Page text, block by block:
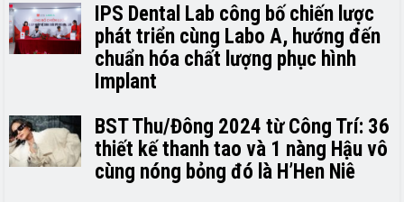
IPS Dental Lab công bố chiến lược
phát triển cùng Labo A, hướng đến
chuẩn hóa chất lượng phục hình
Implant
BST Thu/Đông 2024 từ Công Trí: 36
thiết kế thanh tao và 1 nàng Hậu vô
cùng nóng bỏng đó là H’H­­­­en Niê